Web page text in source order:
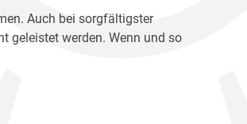
Auch bei sorgfältigster
geleistet werden. Wenn und so